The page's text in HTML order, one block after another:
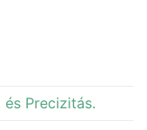
Precizitás.